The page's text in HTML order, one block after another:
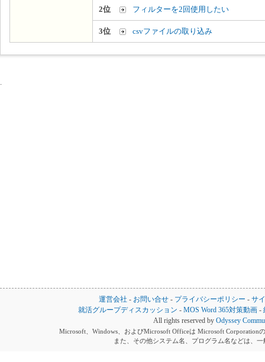
2位 フィルターを2回使用したい
3位 csvファイルの取り込み
運営会社 - お問い合せ - プライバシーポリシー - サ
就活グループディスカッション -MOS Word 365対策動画 -
All rights reserved by Odyssey
Microsoft、Windows、およびMicrosoft Officeは Microsoft Corporation
また、その他システム名、プログラム名などは、